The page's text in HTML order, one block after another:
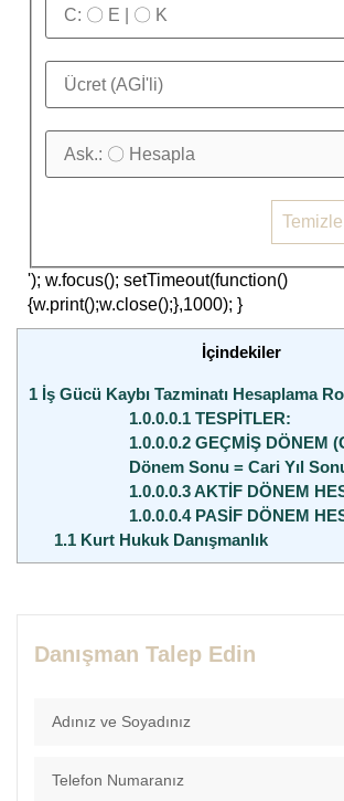
Temizle
'); w.focus(); setTimeout(function()
{w.print();w.close();},1000); }
İçindekiler
1 İş Gücü Kaybı Tazminatı Hesaplama
1.0.0.0.1 TESPİTLER:
1.0.0.0.2 GEÇMİŞ DÖNEM
Dönem Sonu = Cari Yıl
1.0.0.0.3AKTİF DÖNEM
1.0.0.0.4PASİF DÖNEM
1.1Kurt Hukuk Danışmanlık
Danışman Talep Edin